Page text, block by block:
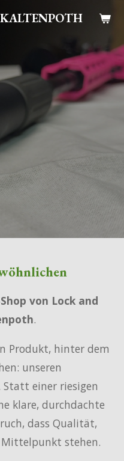
von Lock and
.
Produkt, hinter dem
unseren
einer riesigen
klare, durchdachte
dass Qualität,
stehen.